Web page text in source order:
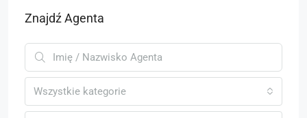
Znajdź Agenta
Wszystkie kategorie